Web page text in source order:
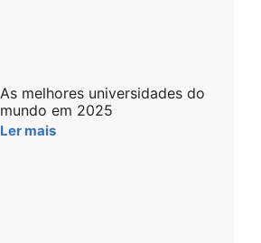
As melhores universidades do
mundo em 2025
Ler mais